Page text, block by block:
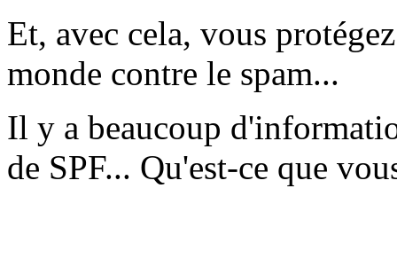
Et, avec cela, vous
monde contre le spam...
Il y a beaucoup
de SPF... Qu'est-ce que